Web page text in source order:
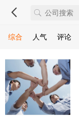
综合 人气 评论